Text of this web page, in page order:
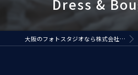
大阪のフォトスタジオなら株式会社ジ・アースプロダクション